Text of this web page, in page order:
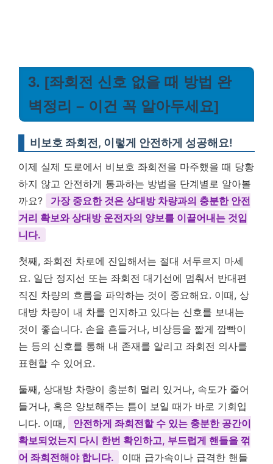
3. [좌회전 신호 없을 때 방법 완
벽정리 – 이건 꼭 알아두세요]
비보호 좌회전, 이렇게 안전하게 성공해요!
이제 실제 도로에서 비보호 좌회전을 마주했을 때 당황
하지 않고 안전하게 통과하는 방법을 단계별로 알아볼
까요?
가장 중요한 것은 상대방 차량과의 충분한 안전
거리 확보와 상대방 운전자의 양보를 이끌어내는 것입
니다.
첫째, 좌회전 차로에 진입해서는 절대 서두르지 마세
요. 일단 정지선 또는 좌회전 대기선에 멈춰서 반대편
직진 차량의 흐름을 파악하는 것이 중요해요. 이때, 상
대방 차량이 내 차를 인지하고 있다는 신호를 보내는
것이 좋습니다. 손을 흔들거나, 비상등을 짧게 깜빡이
는 등의 신호를 통해 내 존재를 알리고 좌회전 의사를
표현할 수 있어요.
둘째, 상대방 차량이 충분히 멀리 있거나, 속도가 줄어
들거나, 혹은 양보해주는 틈이 보일 때가 바로 기회입
니다. 이때,
안전하게 좌회전할 수 있는 충분한 공간이
확보되었는지 다시 한번 확인하고, 부드럽게 핸들을 꺾
어 좌회전해야 합니다.
이때 급가속이나 급격한 핸들